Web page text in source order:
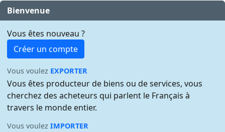
Bienvenue
Vous êtes nouveau ?
Créer un compte
Vous voulez EXPORTER
Vous êtes producteur de biens ou de services, vous
cherchez des acheteurs qui parlent le Français à
travers le monde entier.
Vous voulezIMPORTER